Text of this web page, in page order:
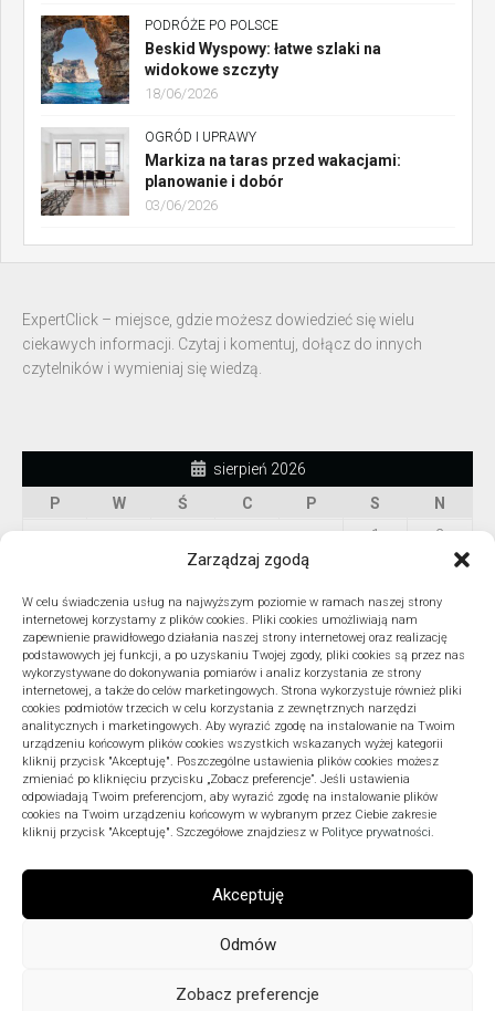
Zarządzaj zgodą
W celu świadczenia usług na najwyższym poziomie w ramach naszej strony
internetowej korzystamy z plików cookies. Pliki cookies umożliwiają nam
zapewnienie prawidłowego działania naszej strony internetowej oraz realizację
podstawowych jej funkcji, a po uzyskaniu Twojej zgody, pliki cookies są przez nas
wykorzystywane do dokonywania pomiarów i analiz korzystania ze strony
internetowej, a także do celów marketingowych. Strona wykorzystuje również pliki
cookies podmiotów trzecich w celu korzystania z zewnętrznych narzędzi
analitycznych i marketingowych. Aby wyrazić zgodę na instalowanie na Twoim
urządzeniu końcowym plików cookies wszystkich wskazanych wyżej kategorii
kliknij przycisk "Akceptuję". Poszczególne ustawienia plików cookies możesz
zmieniać po kliknięciu przycisku „Zobacz preferencje”. Jeśli ustawienia
odpowiadają Twoim preferencjom, aby wyrazić zgodę na instalowanie plików
cookies na Twoim urządzeniu końcowym w wybranym przez Ciebie zakresie
kliknij przycisk "Akceptuję". Szczegółowe znajdziesz w Polityce prywatności.
Akceptuję
Odmów
Zobacz preferencje
PODRÓŻE PO POLSCE
Beskid Wyspowy: łatwe szlaki na
widokowe szczyty
18/06/2026
OGRÓD I UPRAWY
Markiza na taras przed wakacjami:
planowanie i dobór
03/06/2026
ExpertClick – miejsce, gdzie możesz dowiedzieć się wielu
ciekawych informacji. Czytaj i komentuj, dołącz do innych
czytelników i wymieniaj się wiedzą.
sierpień 2026
P
W Ś C P S
N
1
2
6 7
10
11 12 13 14 15
16
17
18 19 20 21 22
23
24
25 26 27 28 29
30
31
« lip
ARCHIWA
ExpertClick © 2026. Wszelkie prawa zastrzeżone.